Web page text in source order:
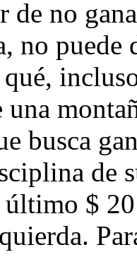
de no
no puede
busca
de
último $